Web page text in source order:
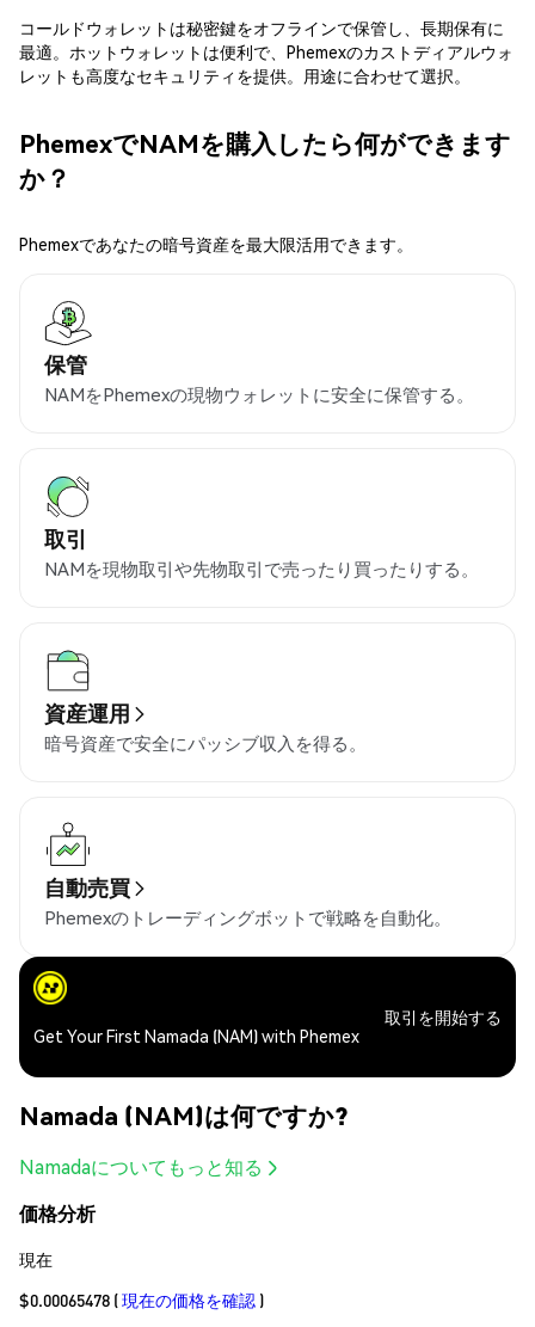
コールドウォレットは秘密鍵をオフラインで保管し、長期保有に
最適。ホットウォレットは便利で、Phemexのカストディアルウォ
レットも高度なセキュリティを提供。用途に合わせて選択。
PhemexでNAMを購入したら何ができます
か？
Phemexであなたの暗号資産を最大限活用できます。
保管
NAMをPhemexの現物ウォレットに安全に保管する。
取引
NAMを現物取引や先物取引で売ったり買ったりする。
資産運用
暗号資産で安全にパッシブ収入を得る。
自動売買
Phemexのトレーディングボットで戦略を自動化。
Get Your First Namada (NAM) with Phemex
取引を開始する
Namada (NAM)は何ですか?
Namadaについてもっと知る
価格分析
現在
$0.00065478 (現在の価格を確認 )